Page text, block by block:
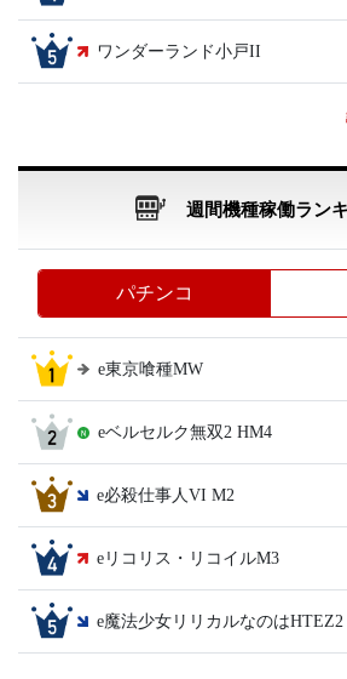
ワンダーランド小戸II
週間機種稼働ラン
パチンコ
e東京喰種MW
eベルセルク無双2 HM4
e必殺仕事人VI M2
eリコリス・リコイルM3
e魔法少女リリカルなのはHTEZ2